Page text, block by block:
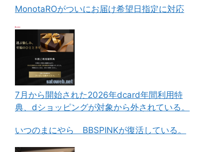
MonotaROがついにお届け希望日指定に対応
7月から開始された2026年dcard年間利用特
典、dショッピングが対象から外されている。
いつのまにやら BBSPINKが復活している。